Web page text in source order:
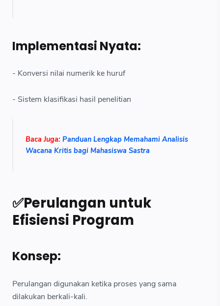
Implementasi Nyata:
- Konversi nilai numerik ke huruf
- Sistem klasifikasi hasil penelitian
Baca Juga: Panduan Lengkap Memahami Analisis
Wacana Kritis bagi Mahasiswa Sastra
✅Perulangan untuk
Efisiensi Program
Konsep:
Perulangan digunakan ketika proses yang sama
dilakukan berkali-kali.